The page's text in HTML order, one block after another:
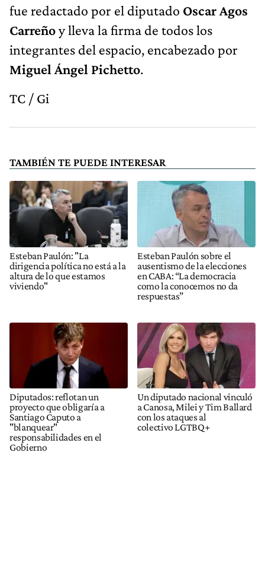
fue redactado por el diputado Oscar Agos
Carreñoy lleva la firma de todos los
integrantes del espacio, encabezado por
Miguel Ángel Pichetto.
TC / Gi
TAMBIÉN TE PUEDE INTERESAR
Esteban Paulón: "La
dirigencia política no está a la
altura de lo que estamos
viviendo"
Esteban Paulón sobre el
ausentismo de la elecciones
en CABA: “La democracia
como la conocemos no da
respuestas”
Diputados: reflotan un
proyecto que obligaría a
Santiago Caputo a
"blanquear"
responsabilidades en el
Gobierno
Un diputado nacional vinculó
a Canosa, Milei y Tim Ballard
con los ataques al
colectivo LGTBQ+